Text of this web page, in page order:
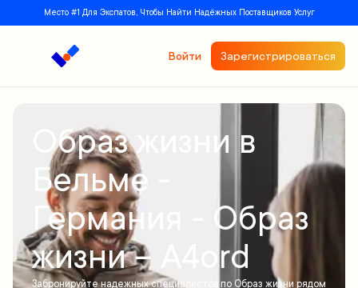
Место #1 Для Экспатов, Чтобы Найти Надёжных Поставщиков Услуг
Войти Зарегистрироваться
Образ жизни в
Бельме -
Германия - Образ
жизни – A4ord
Забронируйте надежных специалистов по Образ жизни рядом